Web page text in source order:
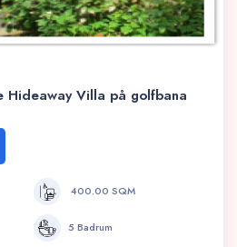
Hideaway Villa på golfbana
400.00 SQM
5 Badrum